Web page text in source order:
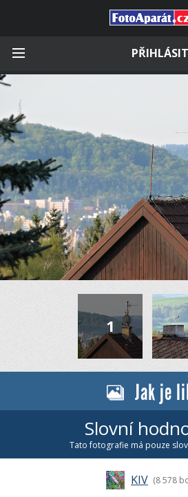
PŘIHLÁSIT
Zapomněli jste
Měli jste účet na
Jak je
Slovní
Tato fotografie má pouze
KIV (8 578